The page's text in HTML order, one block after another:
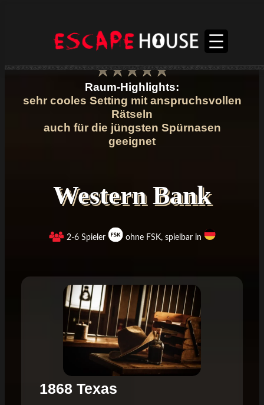
Raum-Highlights:
sehr cooles Setting mit anspruchsvollen
Rätseln
auch für die jüngsten Spürnasen
geeignet
Western Bank
2-6 Spieler ohne FSK, spielbar in
1868 Texas